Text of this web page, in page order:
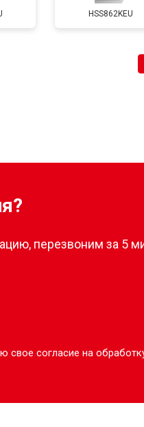
HSS862KEU
перезвоним за 5
свое согласие на